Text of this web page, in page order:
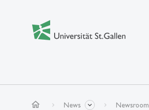
home News Newsroom